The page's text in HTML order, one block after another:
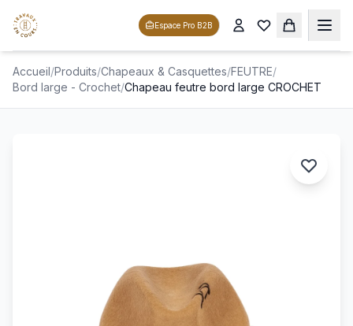
Espace Pro B2B
Accueil/Produits/Chapeaux & Casquettes/FEUTRE/
Bord large - Crochet/Chapeau feutre bord large CROCHET